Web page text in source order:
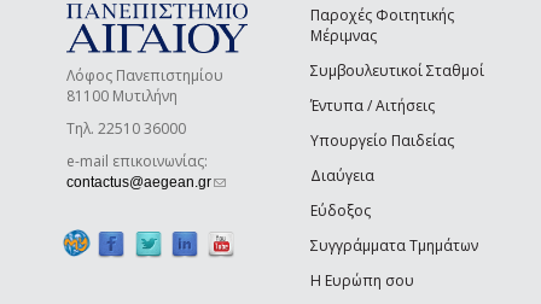
Λόφος Πανεπιστημίου
81100 Μυτιλήνη
Τηλ. 22510 36000
e-mail επικοινωνίας:
contactus@aegean.gr(link sends e-mail)
Παροχές Φοιτητικής
Μέριμνας
Συμβουλευτικοί Σταθμοί
Έντυπα / Αιτήσεις
Υπουργείο Παιδείας
Διαύγεια
Εύδοξος
Συγγράμματα Τμημάτων
Η Ευρώπη σου